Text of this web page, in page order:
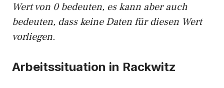
Wert von 0 bedeuten, es kann aber auch
bedeuten, dass keine Daten für diesen Wert
vorliegen.
Arbeitssituation in Rackwitz